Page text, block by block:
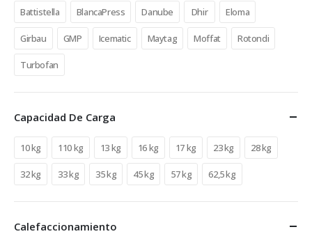
Battistella BlancaPress Danube Dhir Eloma
Girbau GMP Icematic Maytag Moffat Rotondi
Turbofan
Capacidad De Carga
10 kg 110 kg 13 kg 16 kg 17 kg 23 kg 28 kg
32 kg 33 kg 35 kg 45 kg 57 kg 62,5 kg
Calefaccionamiento